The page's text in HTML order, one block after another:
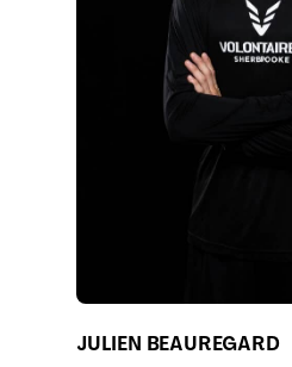
JULIEN BEAUREGARD